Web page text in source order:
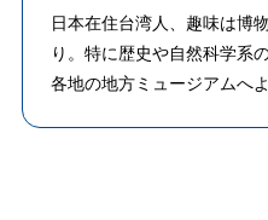
日本在住台湾人、趣味は博
り。特に歴史や自然科学系
各地の地方ミュージアムへよ